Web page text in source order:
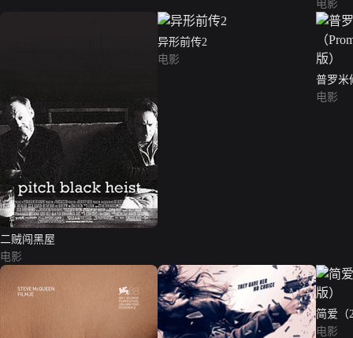
电影
二贼闯黑屋
电影
异形前传2
电影
普罗米
通话版
电影
简爱（
电影